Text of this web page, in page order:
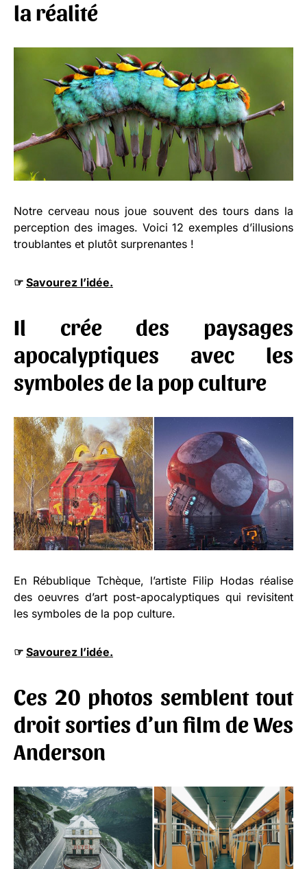
la réalité
Notre cerveau nous joue souvent des tours dans la
perception des images. Voici 12 exemples d’illusions
troublantes et plutôt surprenantes !
☞ Savourez l’idée.
Il crée des paysages
apocalyptiques avec les
symboles de la pop culture
En Rébublique Tchèque, l’artiste Filip Hodas réalise
des oeuvres d’art post-apocalyptiques qui revisitent
les symboles de la pop culture.
☞ Savourez l’idée.
Ces 20 photos semblent tout
droit sorties d’un film de Wes
Anderson